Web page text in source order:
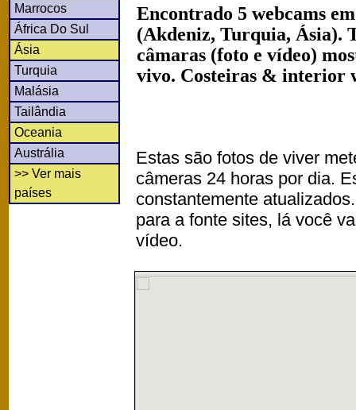
Marrocos
África Do Sul
Ásia
Turquia
Malásia
Tailândia
Oceania
Austrália
>> Ver mais
países
Encontrado 5 webcams
(Akdeniz, Turquia, Ásia).
câmaras (foto e vídeo)
vivo. Costeiras & interior
Estas são fotos de viver
câmeras 24 horas por dia.
constantemente
para a fonte sites, lá você
vídeo.